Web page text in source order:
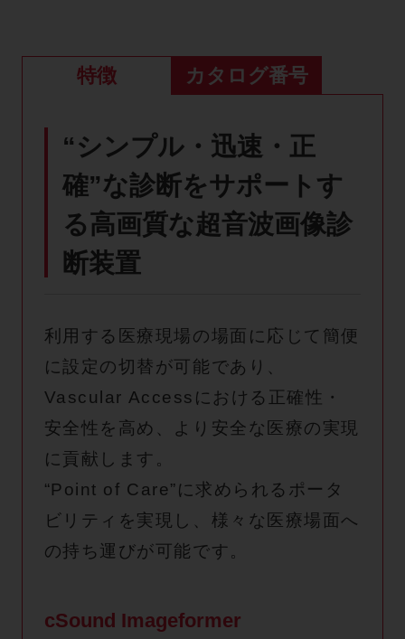
特徴 カタログ番号
“シンプル・迅速・正
確”な診断をサポートす
る高画質な超音波画像診
断装置
利用する医療現場の場面に応じて簡便
に設定の切替が可能であり、
Vascular Accessにおける正確性・
安全性を高め、より安全な医療の実現
に貢献します。
“Point of Care”に求められるポータ
ビリティを実現し、様々な医療場面へ
の持ち運びが可能です。
cSound Imageformer